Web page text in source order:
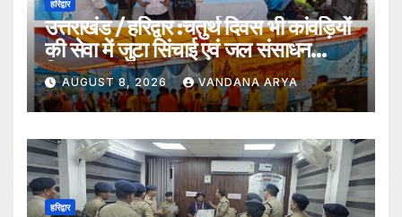
हरिद्वार
उत्तराखंड / हरिद्वार :चतुर्थ दिवस भी कांवड़ियों
की सेवा में जुटा सिंचाई एवं जल संसाधन
विभाग…
AUGUST 8, 2026 VANDANA ARYA
हरिद्वार